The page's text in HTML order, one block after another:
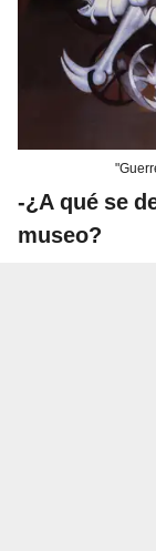
-¿A qué se
museo?